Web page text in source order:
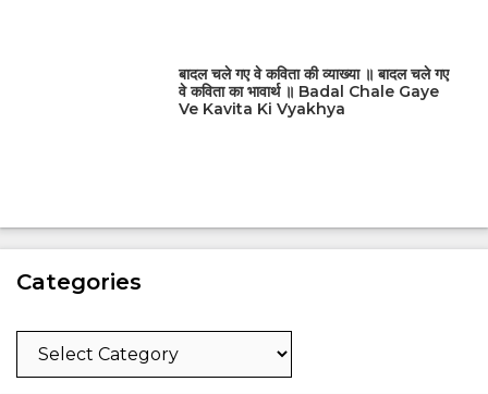
बादल चले गए वे कविता की व्याख्या ॥ बादल चले गए
वे कविता का भावार्थ ॥ Badal Chale Gaye
Ve Kavita Ki Vyakhya
Categories
Categories